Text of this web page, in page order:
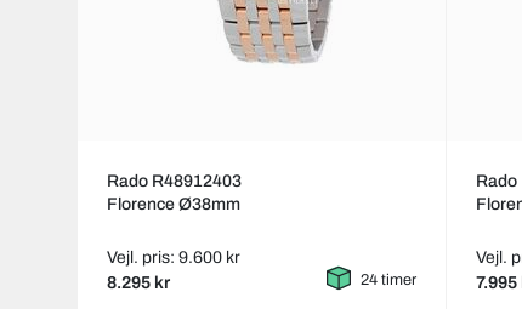
Rado R48912403
Florence Ø38mm
Vejl. pris: 9.600 kr
8.295 kr 24 timer
Rado
Vejl.
7.995